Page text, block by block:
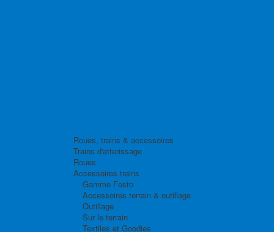
Roues, trains & accessoires
Trains d'atterissage
Roues
Accessoires trains
Gamme Festo
Accessoires terrain & outillage
Outillage
Sur le terrain
Textiles et Goodies